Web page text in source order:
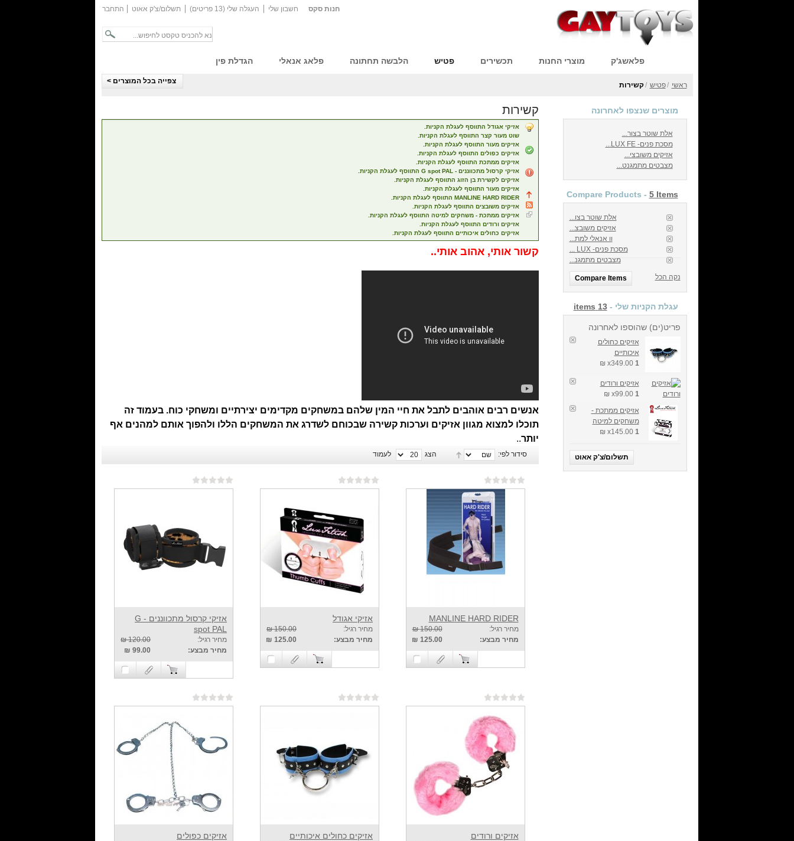
חשבון שלי העגלה שלי (13 פריטים) תשלום/צ'ק אאוט התחבר חנות סקס
פלאשג'ק מוצרי החנות תכשירים פטיש הלבשה תחתונה פלאג אנאלי הגדלת פין
ראשי /פטיש /קשירות צפייה בכל המוצרים >
מוצרים שנצפו לאחרונה
אלת שוטר בצור...
מסכת פנים- LUX FE...
אזיקים משובצי...
מצבטים מתמגנט...
Compare Products - 5 Items
אלת שוטר בצו...
אזיקים משובצ...
וו אנאלי למת...
מסכת פנים- LUX ...
מצבטים מתמגנ...
Compare Items נקה הכל
עגלת הקניות שלי -13 items
פריט(ים) שהוספו לאחרונה
אזיקים כחולים
איכותיים
1
x
349.00 ₪
אזיקים ורודים
1
x
99.00 ₪
אזיקים ממתכת -
משחקים למיטה
1
x
145.00 ₪
תשלום/צ'ק אאוט
קשירות
אזיקי אגודל התווסף לעגלת הקניות.
שוט מעור קצר התווסף לעגלת הקניות.
אזיקים מעור התווסף לעגלת הקניות.
אזיקים כפולים התווסף לעגלת הקניות.
אזיקים ממתכת התווסף לעגלת הקניות.
אזיקי קרסול מתכווננים - G spot PAL התווסף לעגלת הקניות.
אזיקים לקשירת בן הזוג התווסף לעגלת הקניות.
אזיקים מעור התווסף לעגלת הקניות.
MANLINE HARD RIDER התווסף לעגלת הקניות.
אזיקים משובצים התווסף לעגלת הקניות.
אזיקים ממתכת - משחקים למיטה התווסף לעגלת הקניות.
אזיקים ורודים התווסף לעגלת הקניות.
אזיקים כחולים איכותיים התווסף לעגלת הקניות.
קשור אותי, אהוב אותי..
אנשים רבים אוהבים לתבל את חיי המין שלהם במשחקים מקדימים יצירתיים ומשחקי כוח. בעמוד זה
תוכלו למצוא מגוון אזיקים וערכות קשירה שבכוחם לשדרג את המשחקים הללו ולהפוך אותם למהנים אף
יותר..
סידור לפי: הצג לעמוד
MANLINE HARD RIDER
מחיר רגיל:
150.00 ₪
מחיר מבצע:
125.00 ₪
אזיקי אגודל
מחיר רגיל:
150.00 ₪
מחיר מבצע:
125.00 ₪
אזיקי קרסול מתכווננים - G
spot PAL
מחיר רגיל:
120.00 ₪
מחיר מבצע:
99.00 ₪
אזיקים ורודים אזיקים כחולים איכותיים אזיקים כפולים